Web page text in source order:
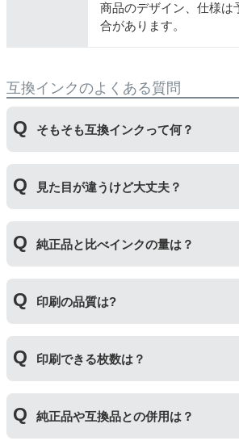
商品のデザイン、仕様は
合があります。
互換インクのよくある質問
そもそも互換インクって何？
いる互換品です。サードパーティ製
われます。開発コストが低いため純
見た目が違うけど大丈夫？
いる互換品です。プリンターに適合
いますが、一部特許回避を目的に形
ご安心ください。
純正品と比べインクの量は？
インク量が入っており、純正インク
きます。（インクが純正品より多く
ん。）
印刷の品質は?
の順です。
したブログ記事がございますのでよ
印刷できる枚数は？
インク量が入っており、純正インク
きます。（インクが純正品より多く
純正品や互換品との併用は？